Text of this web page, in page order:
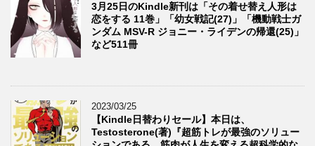
3月25日のKindle新刊は「その着せ替え人形は
恋をする 11巻」「幼女戦記(27)」「機動戦士ガ
ンダム MSV-R ジョニー・ライデンの帰還(25)」
など511冊
2023/03/25
【Kindle日替わりセール】本日は、
Testosterone(著)『超筋トレが最強のソリュー